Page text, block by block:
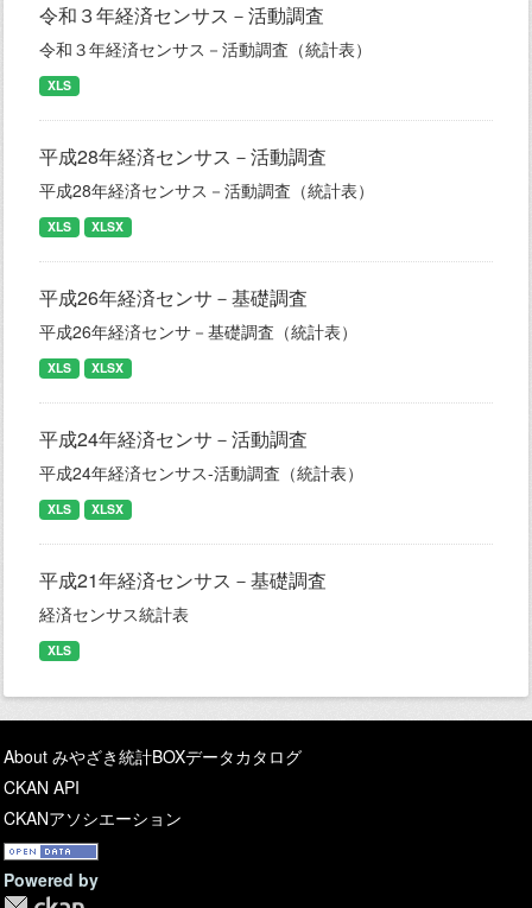
令和３年経済センサス－活動調査
令和３年経済センサス－活動調査（統計表）
XLS
平成28年経済センサス－活動調査
平成28年経済センサス－活動調査（統計表）
XLS XLSX
平成26年経済センサ－基礎調査
平成26年経済センサ－基礎調査（統計表）
XLS XLSX
平成24年経済センサ－活動調査
平成24年経済センサス-活動調査（統計表）
XLS XLSX
平成21年経済センサス－基礎調査
経済センサス統計表
XLS
About みやざき統計BOXデータカタログ
CKAN API
CKANアソシエーション
Powered by